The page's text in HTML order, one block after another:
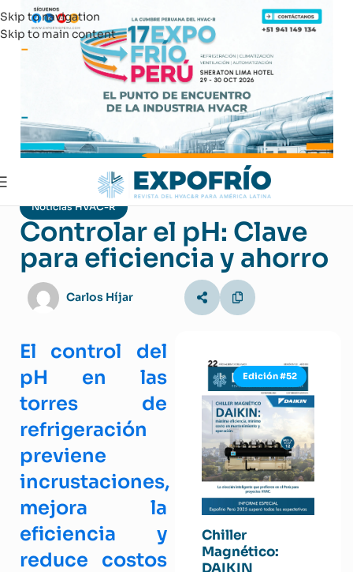
Skip to navigation
Skip to main content
Noticias HVAC-R
Controlar el pH: Clave
para eficiencia y ahorro
Carlos Híjar
El control del
pH en las
torres de
refrigeración
previene
incrustaciones,
mejora la
eficiencia y
reduce costos
Edición #52
Chiller
Magnético:
DAIKIN